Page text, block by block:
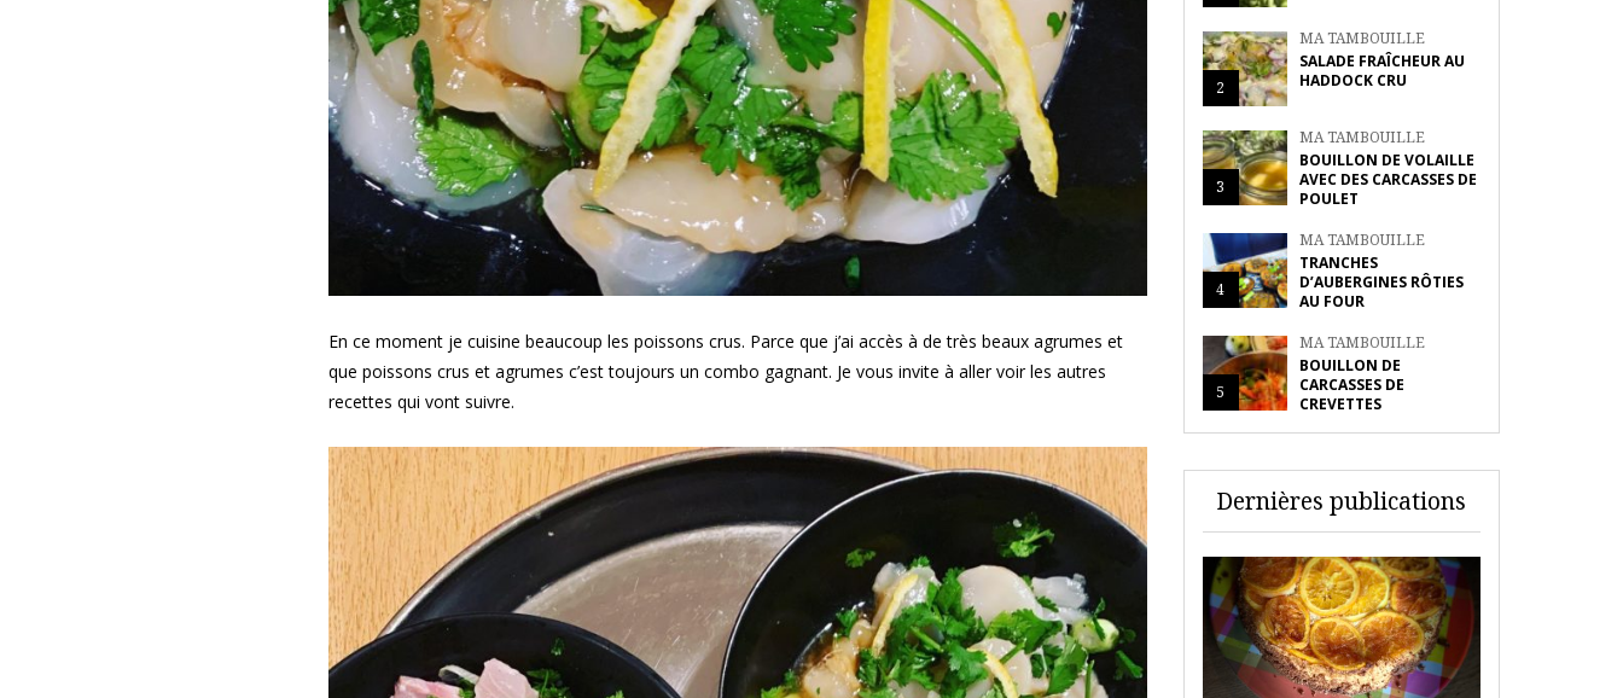
En ce moment je cuisine beaucoup les poissons crus. Parce que j’ai accès à de très beaux agrumes et
que poissons crus et agrumes c’est toujours un combo gagnant. Je vous invite à aller voir les autres
recettes qui vont suivre.
2
MA TAMBOUILLE
SALADE FRAÎCHEUR AU
HADDOCK CRU
3
MA TAMBOUILLE
BOUILLON DE VOLAILLE
AVEC DES CARCASSES DE
POULET
4
MA TAMBOUILLE
TRANCHES
D’AUBERGINES RÔTIES
AU FOUR
5
MA TAMBOUILLE
BOUILLON DE
CARCASSES DE
CREVETTES
Dernières publications